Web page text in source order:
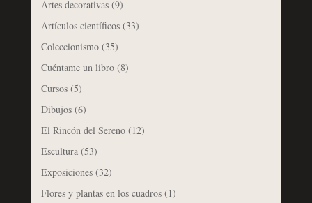
Artes decorativas(9)
Artículos científicos(33)
Coleccionismo(35)
Cuéntame un libro(8)
Cursos(5)
Dibujos(6)
El Rincón del Sereno(12)
Escultura(53)
Exposiciones(32)
Flores y plantas en los cuadros(1)